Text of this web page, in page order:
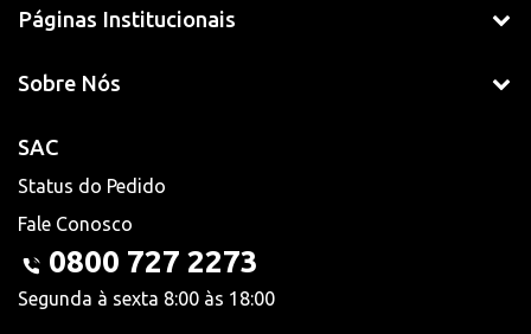
Páginas Institucionais
Sobre Nós
SAC
Status do Pedido
Fale Conosco
0800 727 2273
Segunda à sexta 8:00 às 18:00